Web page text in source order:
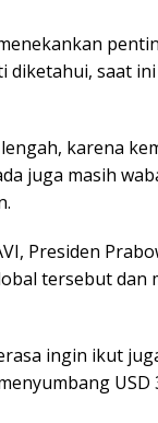
diketahui, saat
karena
juga masih
Presiden
tersebut dan
ingin ikut
USD